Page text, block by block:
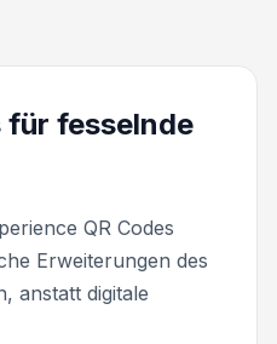
fesselnde
QR Codes
Erweiterungen des
anstatt digitale